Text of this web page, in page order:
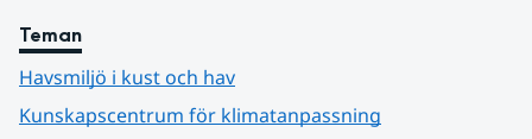
Teman
Havsmiljö i kust och hav
Kunskapscentrum för klimatanpassning